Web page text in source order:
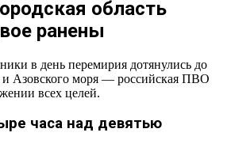
область
ранены
в день перемирия дотянулись до
и Азовского моря — российская ПВО
всех целей.
часа над девятью